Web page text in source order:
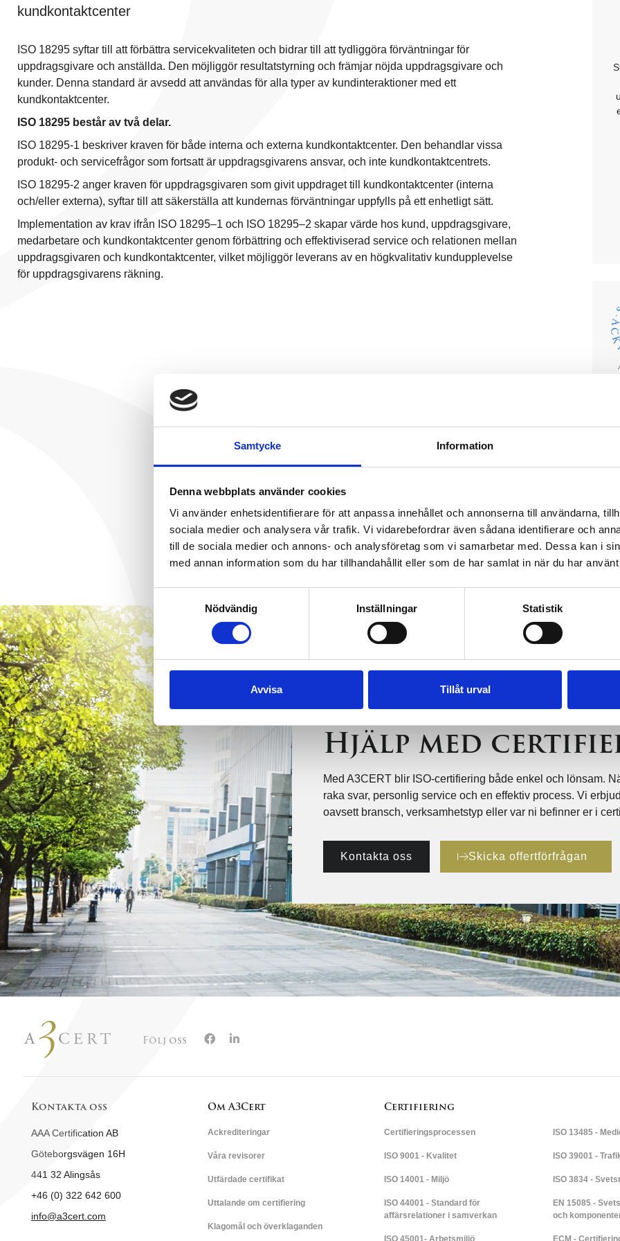
Samtycke Information
Denna webbplats använder cookies
Vi använder enhetsidentifierare för att anpassa innehållet och annonserna till användarna,
sociala medier och analysera vår trafik. Vi vidarebefordrar även sådana identifierare och
till de sociala medier och annons- och analysföretag som vi samarbetar med. Dessa kan i
med annan information som du har tillhandahållit eller som de har samlat in när du har
Nödvändig
Inställningar Statistik
Avvisa Tillåt urval
kundkontaktcenter
ISO 18295 syftar till att förbättra servicekvaliteten och bidrar till att tydliggöra förväntningar för
uppdragsgivare och anställda. Den möjliggör resultatstyrning och främjar nöjda uppdragsgivare och
kunder. Denna standard är avsedd att användas för alla typer av kundinteraktioner med ett
kundkontaktcenter.
ISO 18295 består av två delar.
ISO 18295-1 beskriver kraven för både interna och externa kundkontaktcenter. Den behandlar vissa
produkt- och servicefrågor som fortsatt är uppdragsgivarens ansvar, och inte kundkontaktcentrets.
ISO 18295-2 anger kraven för uppdragsgivaren som givit uppdraget till kundkontaktcenter (interna
och/eller externa), syftar till att säkerställa att kundernas förväntningar uppfylls på ett enhetligt sätt.
Implementation av krav ifrån ISO 18295–1 och ISO 18295–2 skapar värde hos kund, uppdragsgivare,
medarbetare och kundkontaktcenter genom förbättring och effektiviserad service och relationen mellan
uppdragsgivaren och kundkontaktcenter, vilket möjliggör leverans av en högkvalitativ kundupplevelse
för uppdragsgivarens räkning.
Hjälp med
Med A3CERT blir ISO-certifiering både enkel och lönsam.
raka svar, personlig service och en effektiv process. Vi
oavsett bransch, verksamhetstyp eller var ni befinner er i
Kontakta oss Skicka offertförfrågan
Följ oss
Kontakta oss
AAA Certification AB
Göteborgsvägen 16H
441 32 Alingsås
+46 (0) 322 642 600
info@a3cert.com
Om A3Cert
Ackrediteringar
Våra revisorer
Utfärdade certifikat
Uttalande om certifiering
Klagomål och överklaganden
Certifiering
Certifieringsprocessen
ISO 9001 - Kvalitet
ISO 14001 - Miljö
ISO 44001 - Standard för
affärsrelationer i samverkan
ISO 13485 -
ISO 39001 -
ISO 3834 -
EN 15085 -
och